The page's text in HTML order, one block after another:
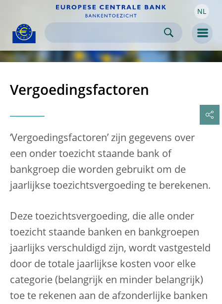
Skip to
content NL
Vergoedingsfactoren
‘Vergoedingsfactoren’ zijn gegevens over
een onder toezicht staande bank of
bankgroep die worden gebruikt om de
jaarlijkse toezichtsvergoeding te berekenen.
Deze toezichtsvergoeding, die alle onder
toezicht staande banken en bankgroepen
jaarlijks verschuldigd zijn, wordt vastgesteld
door de totale jaarlijkse kosten voor elke
categorie (belangrijk en minder belangrijk)
toe te rekenen aan de afzonderlijke banken